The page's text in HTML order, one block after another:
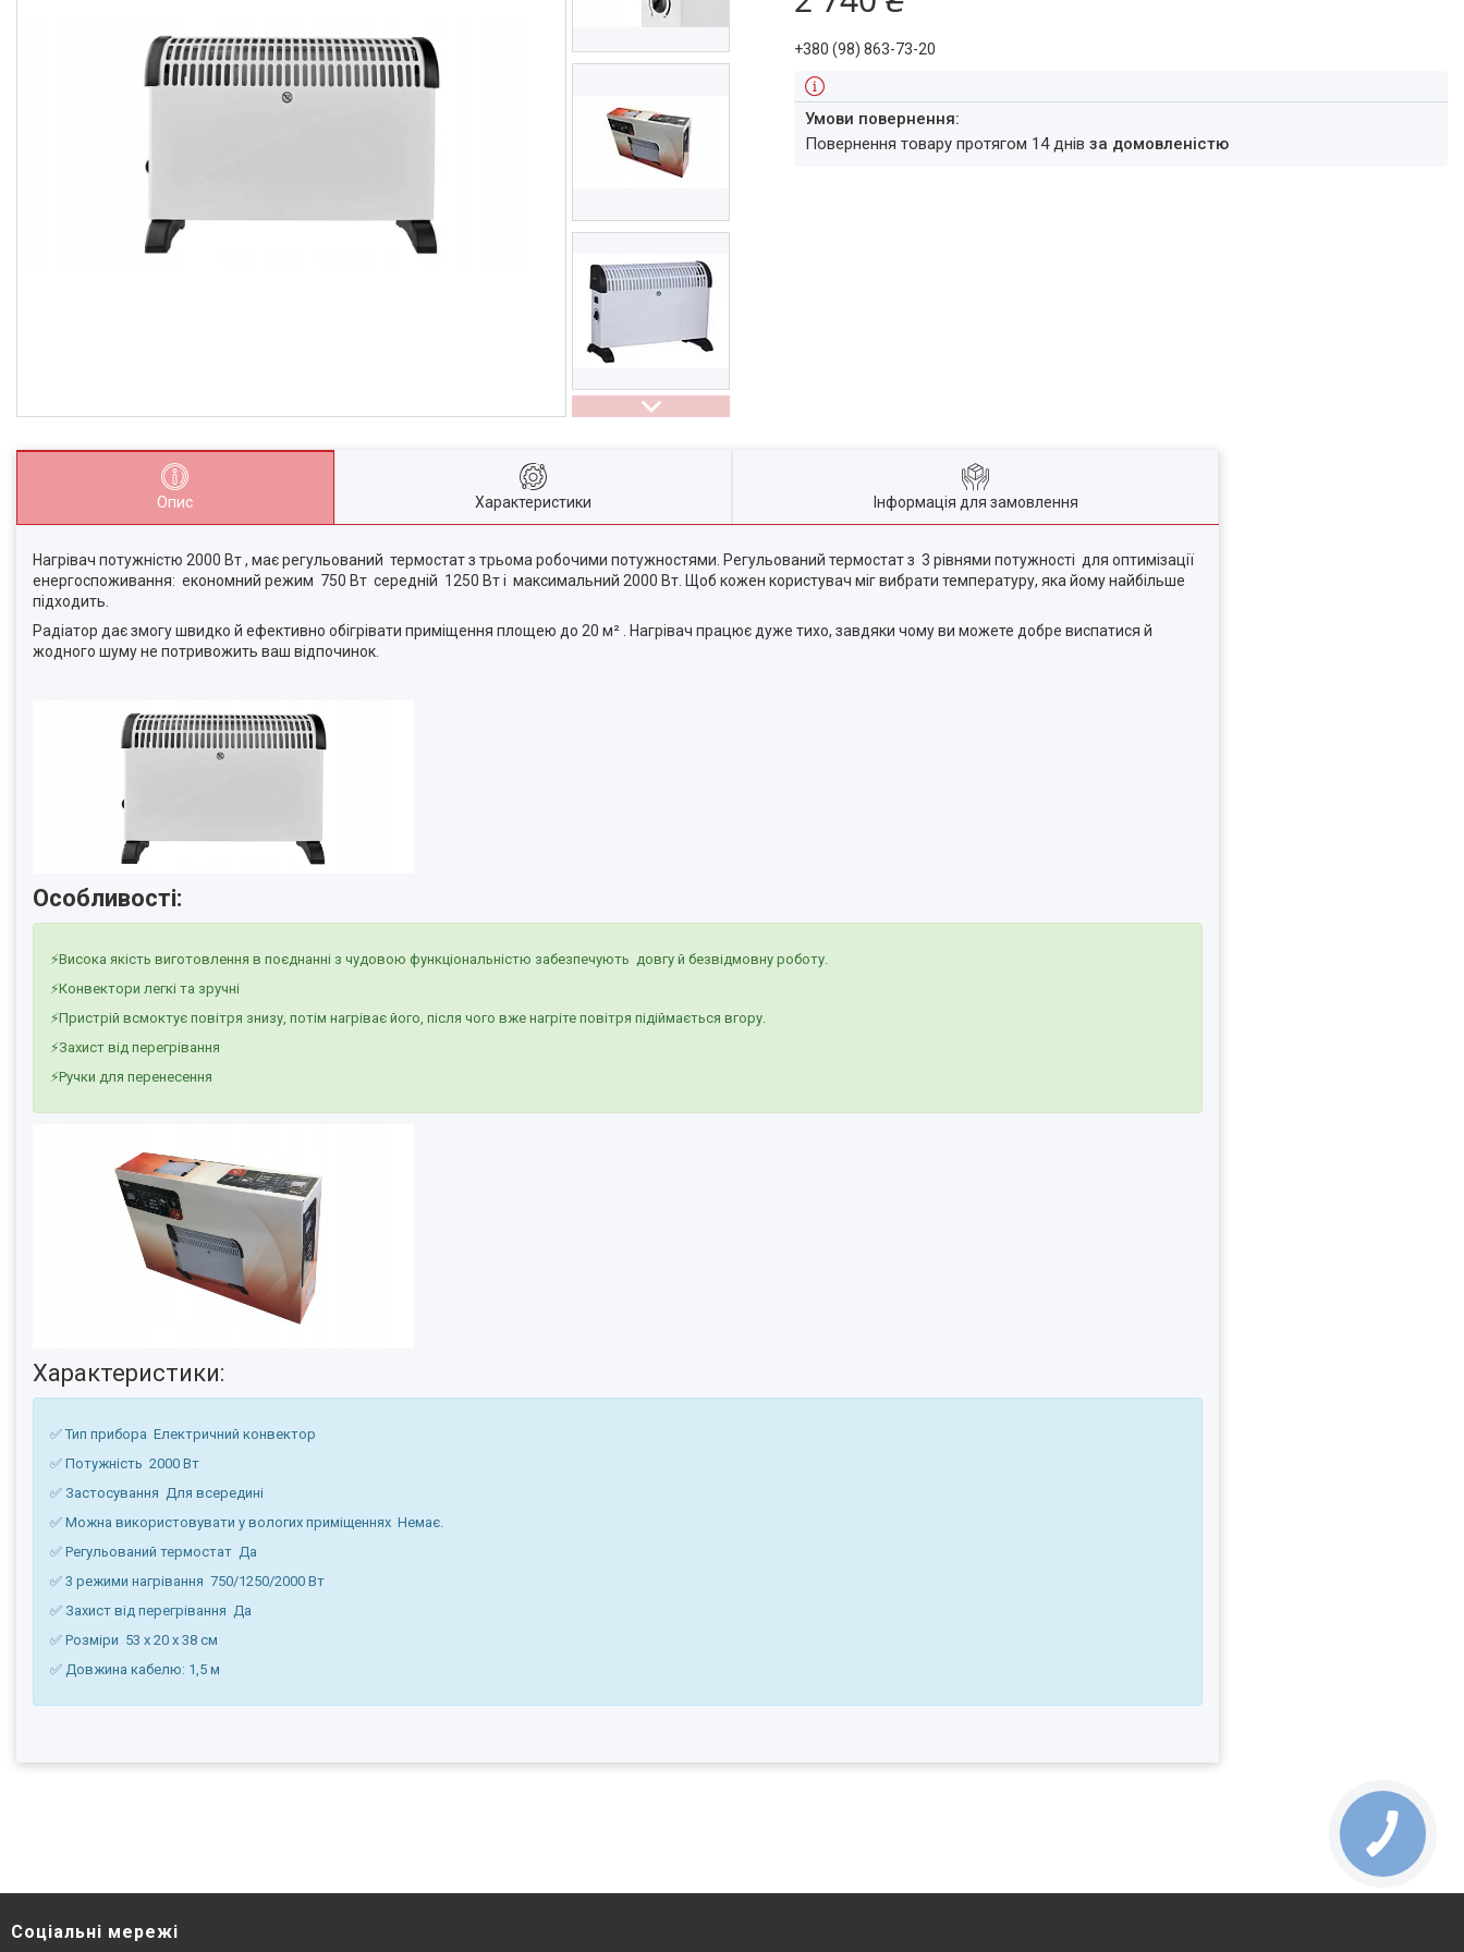
+380 (98) 863-73-20
повернення товару протягом 14 днівза домовленістю
Опис Характеристики Інформація для замовлення
Нагрівач потужністю 2000 Вт , має регульований термостат з трьома робочими потужностями. Регульований термостат з 3 рівнями потужності для оптимізації
енергоспоживання: економний режим 750 Вт середній 1250 Вт і максимальний 2000 Вт. Щоб кожен користувач міг вибрати температуру, яка йому найбільше
підходить.
Радіатор дає змогу швидко й ефективно обігрівати приміщення площею до 20 м² . Нагрівач працює дуже тихо, завдяки чому ви можете добре виспатися й
жодного шуму не потривожить ваш відпочинок.
Особливості:
⚡Висока якість виготовлення в поєднанні з чудовою функціональністю забезпечують довгу й безвідмовну роботу.
⚡Конвектори легкі та зручні
⚡Пристрій всмоктує повітря знизу, потім нагріває його, після чого вже нагріте повітря підіймається вгору.
⚡Захист від перегрівання
⚡Ручки для перенесення
Характеристики:
✅ Тип прибора Електричний конвектор
✅ Потужність 2000 Вт
✅ Застосування Для всередині
✅ Можна використовувати у вологих приміщеннях Немає.
✅ Регульований термостат Да
✅ 3 режими нагрівання 750/1250/2000 Вт
✅ Захист від перегрівання Да
✅ Розміри 53 х 20 х 38 см
✅ Довжина кабелю: 1,5 м
Соціальні мережі